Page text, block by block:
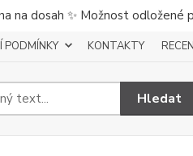
na dosah ✨ Možnost
PODMÍNKY KONTAKTY
Hledat